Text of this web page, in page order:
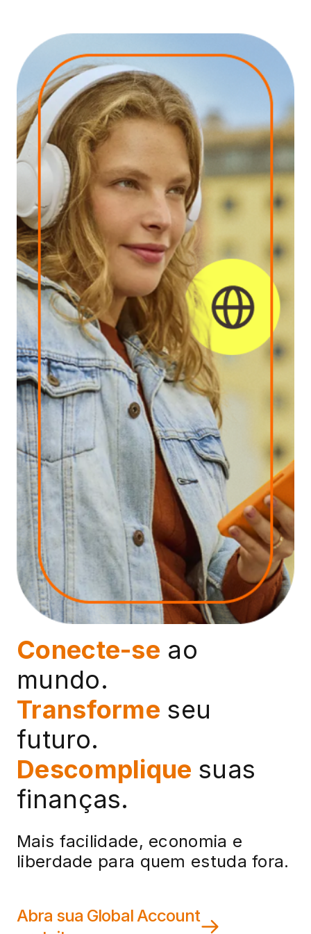
Conecte-se ao
mundo.
Transforme seu
futuro.
Descomplique suas
finanças.
Mais facilidade, economia e
liberdade para quem estuda fora.
Abra sua GlobalAccount